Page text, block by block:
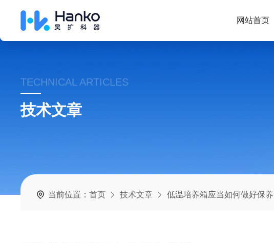
网站首页
TECHNICAL ARTICLES
技术文章
当前位置：首页 技术文章 低温培养箱应当如何做好保养